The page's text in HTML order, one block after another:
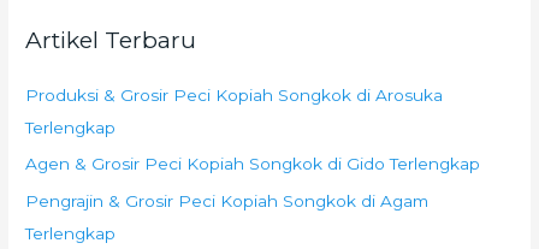
Artikel Terbaru
Produksi & Grosir Peci Kopiah Songkok di Arosuka
Terlengkap
Agen & Grosir Peci Kopiah Songkok di Gido Terlengkap
Pengrajin & Grosir Peci Kopiah Songkok di Agam
Terlengkap